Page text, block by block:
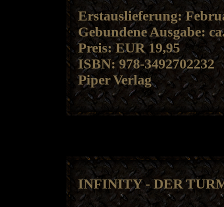
Erstauslieferung:
Gebundene Ausgabe:
Preis: EUR 19,95
ISBN: 978-3492702232
Piper Verlag
INFINITY - DER